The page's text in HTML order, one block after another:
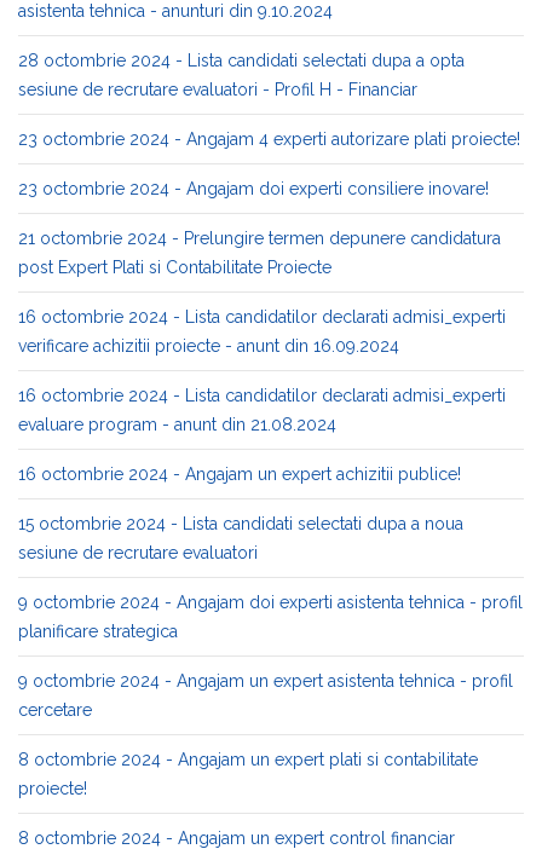
asistenta tehnica - anunturi din 9.10.2024
28 octombrie 2024 - Lista candidati selectati dupa a opta
sesiune de recrutare evaluatori - Profil H - Financiar
23 octombrie 2024 - Angajam 4 experti autorizare plati proiecte!
23 octombrie 2024 - Angajam doi experti consiliere inovare!
21 octombrie 2024 - Prelungire termen depunere candidatura
post Expert Plati si Contabilitate Proiecte
16 octombrie 2024 - Lista candidatilor declarati admisi_experti
verificare achizitii proiecte - anunt din 16.09.2024
16 octombrie 2024 - Lista candidatilor declarati admisi_experti
evaluare program - anunt din 21.08.2024
16 octombrie 2024 - Angajam un expert achizitii publice!
15 octombrie 2024 - Lista candidati selectati dupa a noua
sesiune de recrutare evaluatori
9 octombrie 2024 - Angajam doi experti asistenta tehnica - profil
planificare strategica
9 octombrie 2024 - Angajam un expert asistenta tehnica - profil
cercetare
8 octombrie 2024 - Angajam un expert plati si contabilitate
proiecte!
8 octombrie 2024 - Angajam un expert control financiar